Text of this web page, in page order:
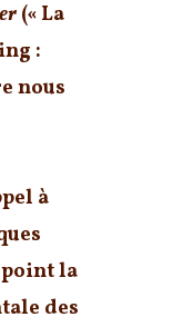
(« La
:
nous
à
pointla
des